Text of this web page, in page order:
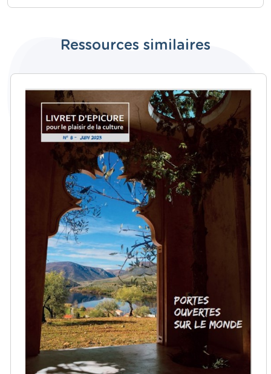
Ressources similaires